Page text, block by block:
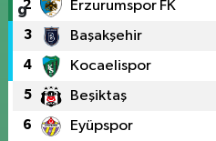
2 Erzurumspor FK
3 Başakşehir
4 Kocaelispor
5 Beşiktaş
6 Eyüpspor